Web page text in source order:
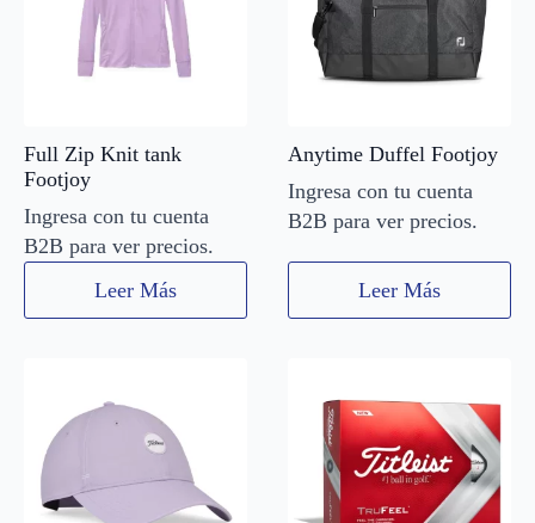
Full Zip Knit tank
Footjoy
Ingresa con tu cuenta
B2B para ver precios.
Leer Más
Anytime Duffel Footjoy
Ingresa con tu cuenta
B2B para ver precios.
Leer Más